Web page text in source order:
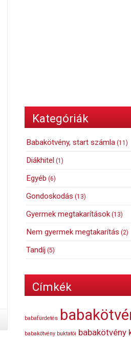
Kategóriák
Babakötvény, start számla (11)
Diákhitel (1)
Egyéb (6)
Gondoskodás (13)
Gyermek megtakarítások (13)
Nem gyermek megtakarítás (2)
Tandíj (5)
Címkék
babafürdetés
babakötvény buktatói babakötvény